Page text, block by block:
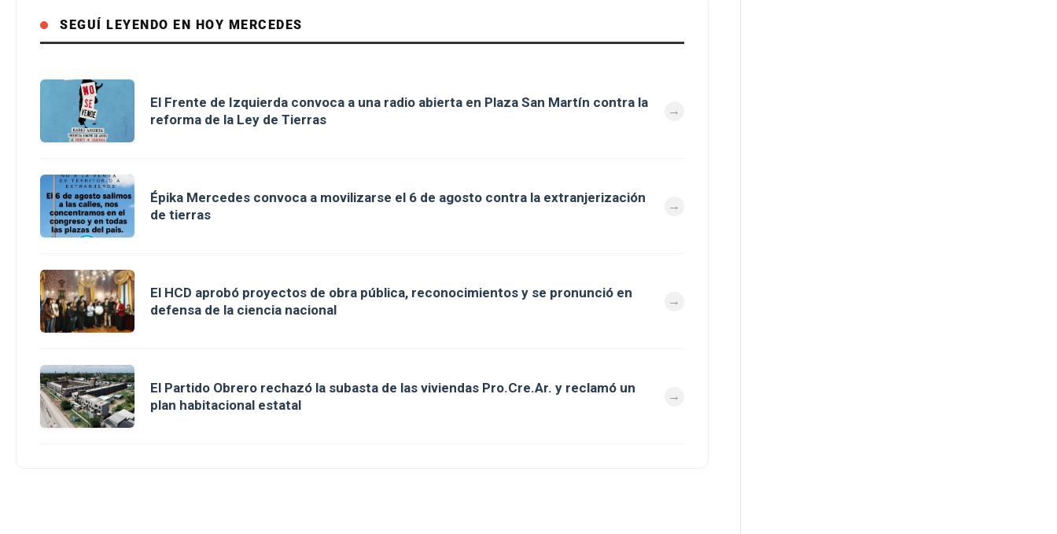
SEGUÍ LEYENDO EN HOY MERCEDES
El Frente de Izquierda convoca a una radio abierta en Plaza San Martín contra la
reforma de la Ley de Tierras
Épika Mercedes convoca a movilizarse el 6 de agosto contra la extranjerización
de tierras
El HCD aprobó proyectos de obra pública, reconocimientos y se pronunció en
defensa de la ciencia nacional
El Partido Obrero rechazó la subasta de las viviendas Pro.Cre.Ar. y reclamó un
plan habitacional estatal